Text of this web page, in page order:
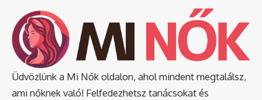
Üdvözlünk a Mi Nők oldalon, ahol mindent megtalálsz,
ami nőknek való! Felfedezhetsz tanácsokat és